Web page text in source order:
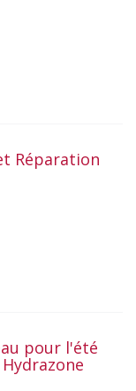
Réparation
pour l'été